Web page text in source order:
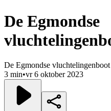
De Egmondse
De Egmondse vluchtelingenboot
3 min•vr 6 oktober 2023